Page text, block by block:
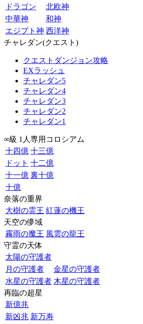
ドラゴン
北欧神
中華神
和神
エジプト神 西洋神
チャレダン(クエスト)
クエストダンジョン攻略
EXラッシュ
チャレダン5
チャレダン4
チャレダン3
チャレダン2
チャレダン1
∞級 1人専用コロシアム
十四億 十三億
ドット 十二億
十一億 裏十億
十億
奈落の重界
大樹の霊王 紅蓮の機王
天空の儚域
霧雨の魔王 風雲の龍王
守霊の天体
太陽の守護者
月の守護者
金星の守護者
水星の守護者 木星の守護者
再臨の超星
新億兆
新凶兆 新万寿